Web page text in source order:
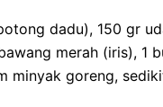
dadu), 150 gr
merah (iris), 1
minyak goreng,